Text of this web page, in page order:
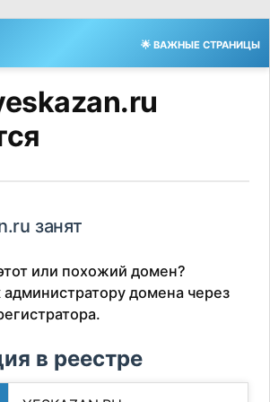
🌟 ВАЖНЫЕ СТРАНИЦЫ
занят
или похожий домен?
домена через
в реестре